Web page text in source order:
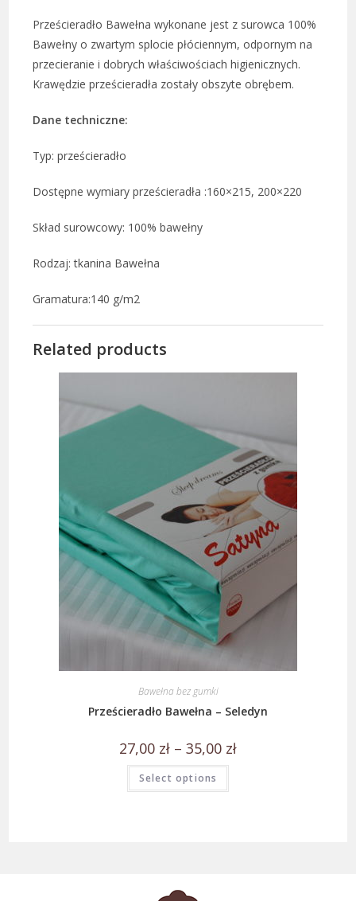
Prześcieradło Bawełna wykonane jest z surowca 100%
Bawełny o zwartym splocie płóciennym, odpornym na
przecieranie i dobrych właściwościach higienicznych.
Krawędzie prześcieradła zostały obszyte obrębem.
Dane techniczne:
Typ: prześcieradło
Dostępne wymiary prześcieradła :160×215, 200×220
Skład surowcowy: 100% bawełny
Rodzaj: tkanina Bawełna
Gramatura:140 g/m2
Related products
Bawełna bez gumki
Prześcieradło Bawełna – Seledyn
27,00 zł – 35,00 zł
Select options